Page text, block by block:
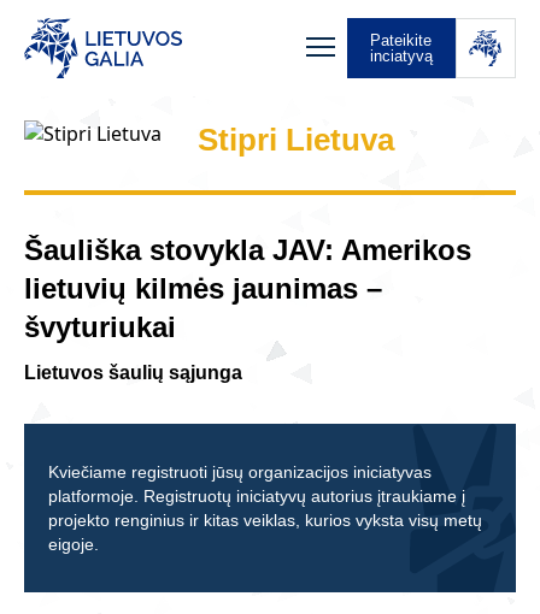
Pateikite
inciatyvą
Stipri Lietuva
Šauliška stovykla JAV: Amerikos
lietuvių kilmės jaunimas –
švyturiukai
Lietuvos šaulių sąjunga
Kviečiame registruoti jūsų organizacijos iniciatyvas
platformoje. Registruotų iniciatyvų autorius įtraukiame į
projekto renginius ir kitas veiklas, kurios vyksta visų metų
eigoje.